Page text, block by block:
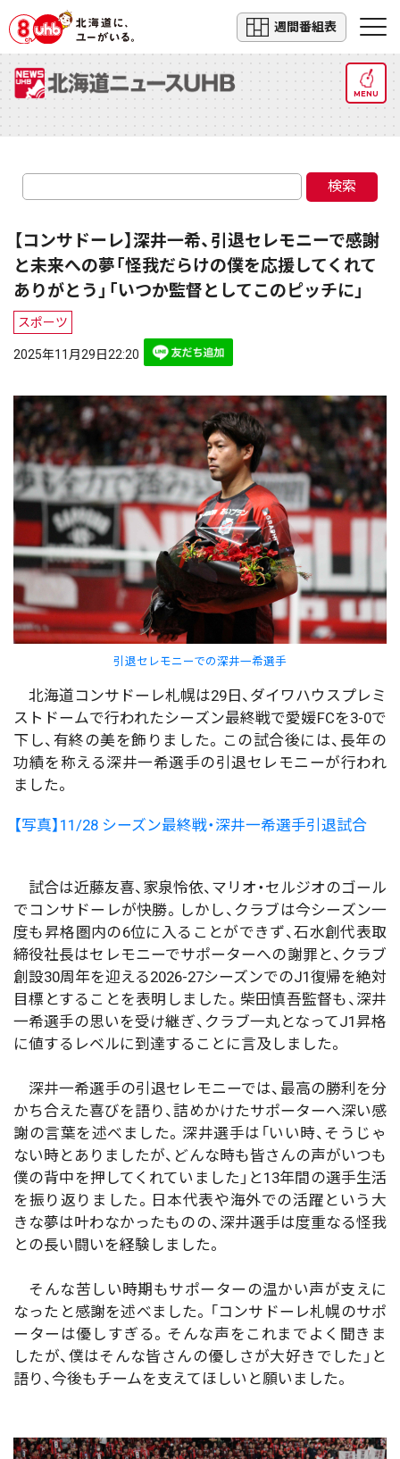
週間番組表
MENU
検索
【コンサドーレ】深井一希、引退セレモニーで感謝
と未来への夢「怪我だらけの僕を応援してくれて
ありがとう」「いつか監督としてこのピッチに」
スポーツ
2025年11月29日22:20
引退セレモニーでの深井一希選手
北海道コンサドーレ札幌は29日、ダイワハウスプレミ
ストドームで行われたシーズン最終戦で愛媛FCを3-0で
下し、有終の美を飾りました。この試合後には、長年の
功績を称える深井一希選手の引退セレモニーが行われ
ました。
【写真】11/28 シーズン最終戦・深井一希選手引退試合
試合は近藤友喜、家泉怜依、マリオ・セルジオのゴール
でコンサドーレが快勝。しかし、クラブは今シーズン一
度も昇格圏内の6位に入ることができず、石水創代表取
締役社長はセレモニーでサポーターへの謝罪と、クラブ
創設30周年を迎える2026-27シーズンでのJ1復帰を絶対
目標とすることを表明しました。柴田慎吾監督も、深井
一希選手の思いを受け継ぎ、クラブ一丸となってJ1昇格
に値するレベルに到達することに言及しました。
深井一希選手の引退セレモニーでは、最高の勝利を分
かち合えた喜びを語り、詰めかけたサポーターへ深い感
謝の言葉を述べました。深井選手は「いい時、そうじゃ
ない時とありましたが、どんな時も皆さんの声がいつも
僕の背中を押してくれていました」と13年間の選手生活
を振り返りました。日本代表や海外での活躍という大
きな夢は叶わなかったものの、深井選手は度重なる怪我
との長い闘いを経験しました。
そんな苦しい時期もサポーターの温かい声が支えに
なったと感謝を述べました。「コンサドーレ札幌のサポ
ーターは優しすぎる。そんな声をこれまでよく聞きま
したが、僕はそんな皆さんの優しさが大好きでした」と
語り、今後もチームを支えてほしいと願いました。